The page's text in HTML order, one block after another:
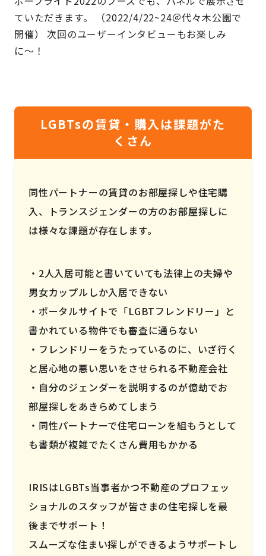
ていただきます。 （2022/4/22~24＠代々木公園で
開催） 次回のユーザーインタビューもお楽しみ
に〜！
LGBTsの賃貸・購入は課題がた
くさん
同性パートナーの賃貸のお部屋探しや住宅購
入、トランスジェンダーの方のお部屋探しに
は様々な課題が存在します。
2人入居可能と書いていても法律上の夫婦や
男女カップルしか入居できない
ポータルサイトで「LGBTフレンドリー」と
書かれている物件でも審査に通らない
フレンドリーをうたっているのに、いざ行く
と居心地の悪い思いをさせられる不動産会社
自分のジェンダーを説明するのが億劫でお
部屋探しをあきらめてしまう
同性パートナーで住宅ローンを組もうとして
も書類が複雑でたくさん費用もかかる
IRISはLGBTs当事者かつ不動産のプロフェッ
ショナルのスタッフが皆さまの住宅探しを最
後までサポート！
スムーズな住まい探しができるようサポートし